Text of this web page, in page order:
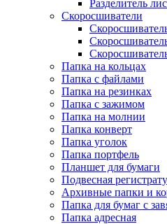
Разделитель
Скоросшиватели
Папка на кольцах
Папка с файлами
Папка на резинках
Папка с зажимом
Папка на молнии
Папка конверт
Папка уголок
Папка портфель
Планшет для бумаги
Подвесная
Архивные папки и
Папка для бумаг с
Папка адресная